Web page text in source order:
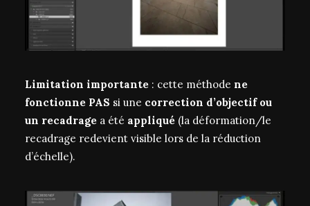
Limitation importante : cette méthode ne
fonctionne PAS si une correction d’objectif ou
un recadrage a été appliqué (la déformation/le
recadrage redevient visible lors de la réduction
d’échelle).